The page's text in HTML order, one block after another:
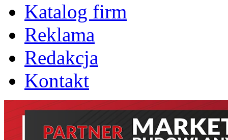
Katalog firm
Reklama
Redakcja
Kontakt